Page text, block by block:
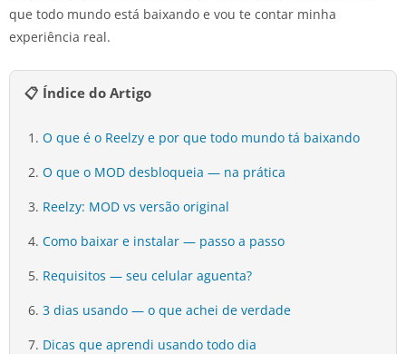
que todo mundo está baixando e vou te contar minha
experiência real.
📋 Índice do Artigo
O que é o Reelzy e por que todo mundo tá baixando
O que o MOD desbloqueia — na prática
Reelzy: MOD vs versão original
Como baixar e instalar — passo a passo
Requisitos — seu celular aguenta?
3 dias usando — o que achei de verdade
Dicas que aprendi usando todo dia